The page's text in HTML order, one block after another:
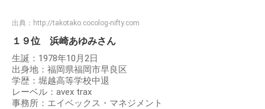
出典： http://takotako.cocolog-nifty.com
１９位 浜崎あゆみさん
生誕：1978年10月2日
出身地：福岡県福岡市早良区
学歴：堀越高等学校中退
レーベル：avex trax
事務所：エイベックス・マネジメント